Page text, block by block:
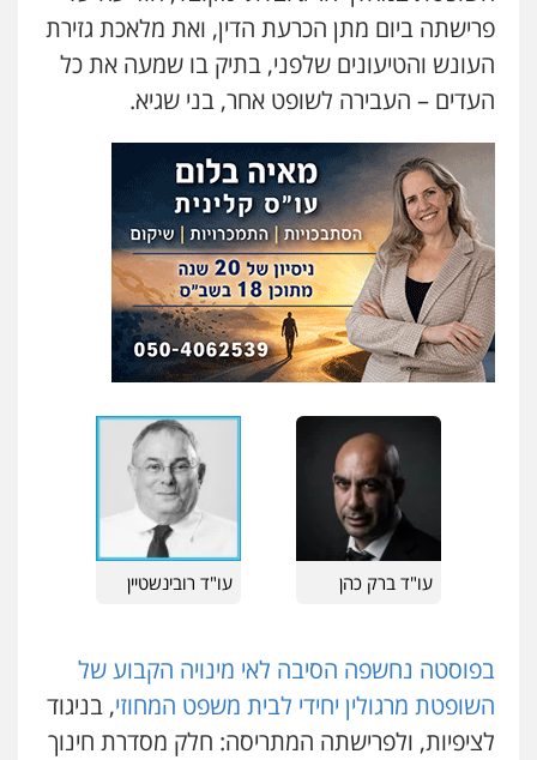
פרישתה ביום מתן הכרעת הדין, ואת מלאכת גזירת
העונש והטיעונים שלפני, בתיק בו שמעה את כל
העדים – העבירה לשופט אחר, בני שגיא.
עו"ד ברק כהן עו"ד רובינשטיין
בפוסטה נחשפה הסיבה לאי מינויה הקבוע של
השופטת מרגולין יחידי לבית משפט המחוזי, בניגוד
לציפיות, ולפרישתה המתריסה: חלק מסדרת חינוך
עו"ד יניב זוסמן
פלילי כלכלי פשיעה חמורה מעצרים
וחקירות
0525199949
גל דהן – משרד עורך דין פלילי
פלילי סמים מעצרים
וחקירות
0544723840
0546661544